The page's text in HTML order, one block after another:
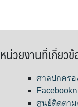
หน่วยงานที่เกี่ยว
ศาลปกครอ
Facebook
ศูนย์ติดตาม